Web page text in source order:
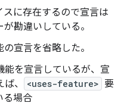
に存在するので宣言は
勘違いしている。
宣言を省略した。
能を宣言しているが、宣
、
<uses-feature> 要
る場合